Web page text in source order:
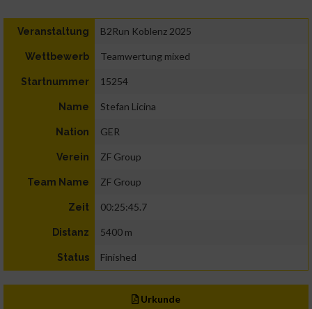
Veranstaltung B2Run Koblenz 2025
Wettbewerb Teamwertung mixed
Startnummer 15254
Name Stefan Licina
Nation GER
Verein ZF Group
Team Name ZF Group
Zeit 00:25:45.7
Distanz 5400 m
Status Finished
Urkunde